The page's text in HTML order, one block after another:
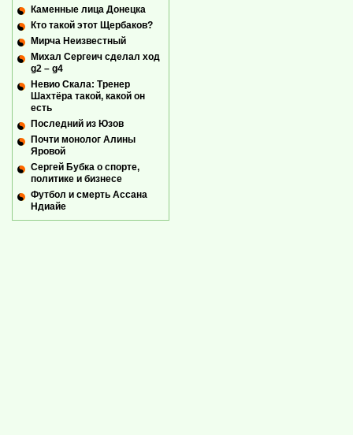
Каменные лица Донецка
Кто такой этот Щербаков?
Мирча Неизвестный
Михал Сергеич сделал ход
g2 – g4
Невио Скала: Тренер
Шахтёра такой, какой он
есть
Последний из Юзов
Почти монолог Алины
Яровой
Сергей Бубка о спорте,
политике и бизнесе
Футбол и смерть Ассана
Ндиайе